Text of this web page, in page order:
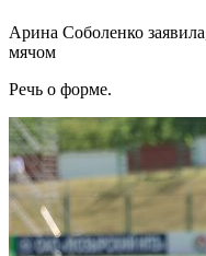
Арина Соболенко
мячом
Речь о форме.